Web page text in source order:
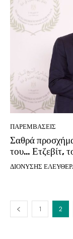
ΠΑΡΕΜΒΑΣΕΙΣ
Σαθρά
του… Ετζεβίτ,
ΔΙΟΝΥΣΗΣ
1 2